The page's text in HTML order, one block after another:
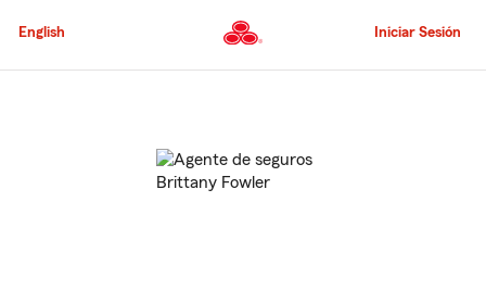
al
principal
English Iniciar Sesión